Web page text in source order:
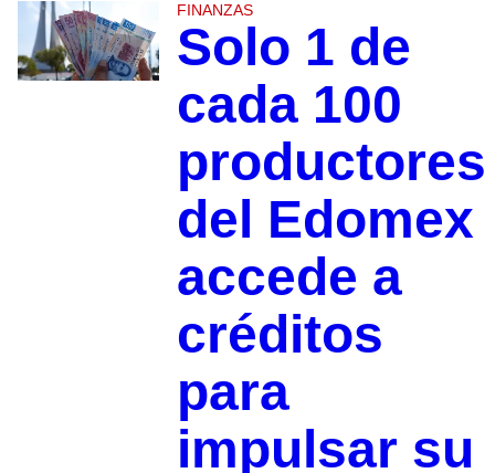
FINANZAS
Solo 1 de
cada 100
productores
del Edomex
accede a
créditos
para
impulsar su